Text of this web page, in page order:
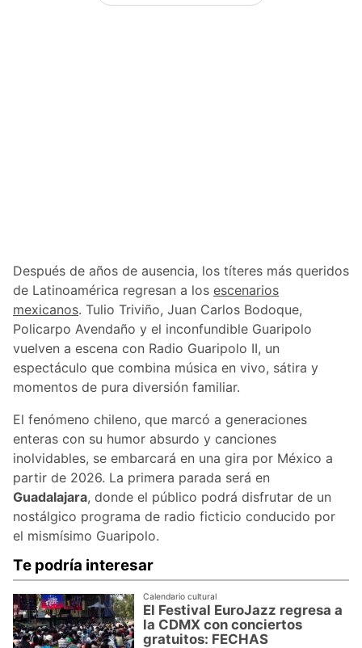
Después de años de ausencia, los títeres más queridos
de Latinoamérica regresan a los escenarios
mexicanos. Tulio Triviño, Juan Carlos Bodoque,
Policarpo Avendaño y el inconfundible Guaripolo
vuelven a escena con Radio Guaripolo II, un
espectáculo que combina música en vivo, sátira y
momentos de pura diversión familiar.
El fenómeno chileno, que marcó a generaciones
enteras con su humor absurdo y canciones
inolvidables, se embarcará en una gira por México a
partir de 2026. La primera parada será en
Guadalajara, donde el público podrá disfrutar de un
nostálgico programa de radio ficticio conducido por
el mismísimo Guaripolo.
Te podría interesar
Calendario cultural
El Festival EuroJazz regresa a
la CDMX con conciertos
gratuitos: FECHAS